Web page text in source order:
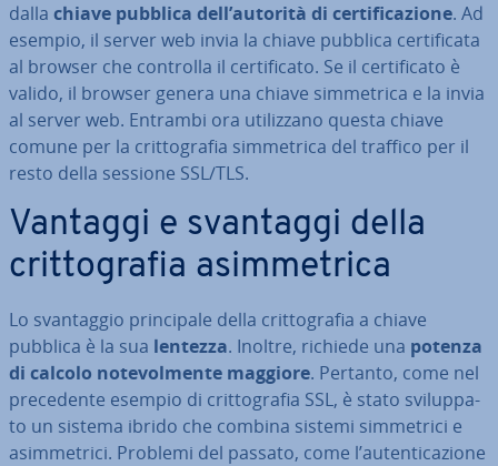
dalla chiave pubblica dell’autorità di cer­ti­fi­ca­zio­ne. Ad
esempio, il server web invia la chiave pubblica cer­ti­fi­ca­ta
al browser che controlla il cer­ti­fi­ca­to. Se il cer­ti­fi­ca­to è
valido, il browser genera una chiave sim­me­tri­ca e la invia
al server web. Entrambi ora uti­liz­za­no questa chiave
comune per la crit­to­gra­fia sim­me­tri­ca del traffico per il
resto della sessione SSL/TLS.
Vantaggi e svantaggi della
crit­to­gra­fia asim­me­tri­ca
Lo svan­tag­gio prin­ci­pa­le della crit­to­gra­fia a chiave
pubblica è la sua lentezza. Inoltre, richiede una potenza
di calcolo no­te­vol­men­te maggiore. Pertanto, come nel
pre­ce­den­te esempio di crit­to­gra­fia SSL, è stato svi­lup­pa­
to un sistema ibrido che combina sistemi sim­me­tri­ci e
asim­me­tri­ci. Problemi del passato, come l’au­ten­ti­ca­zio­ne